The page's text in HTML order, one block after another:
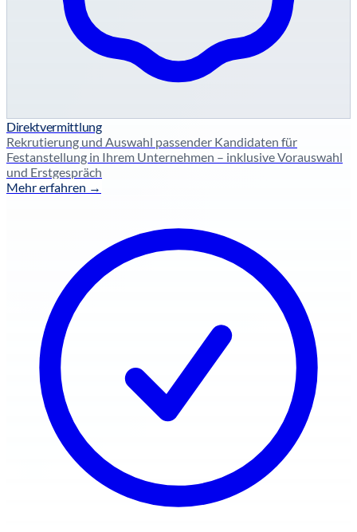
Direktvermittlung
Rekrutierung und Auswahl passender Kandidaten für
Festanstellung in Ihrem Unternehmen – inklusive Vorauswahl
und Erstgespräch
Mehr erfahren →